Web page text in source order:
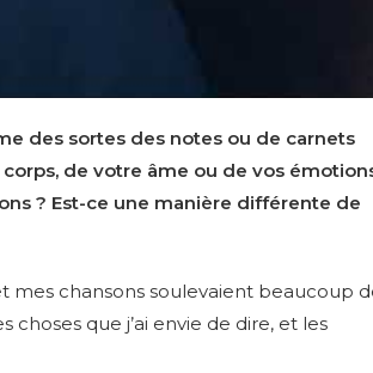
des sortes des notes ou de carnets
de votre âme ou de vos
? Est-ce une manière différente de
mes chansons soulevaient beaucoup
choses que j’ai envie de dire, et les